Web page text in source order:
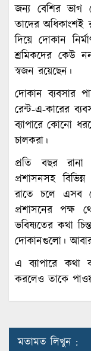
জন্য বেশির ভাগ
তাদের অধিকাংশই
দিয়ে দোকান
শ্রমিকদের কেউ
স্বজন রয়েছেন।
দোকান ব্যবসার
রেন্ট-এ-কারের
ব্যাপারে কোনো
চালকরা।
প্রতি বছর রানা
প্রশাসনসহ
রাতে চলে এসব
প্রশাসনের পক্ষ
ভবিষ্যতের কথা
দোকানগুলো।
এ ব্যাপারে কথা
করলেও তাকে
মতামত লিখুন :